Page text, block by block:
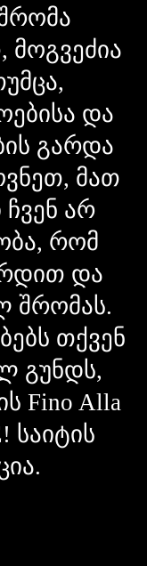
მოგვეძია
და
გარდა
მათ
არ
რომ
და
შრომას.
თქვენ
გუნდს,
Fino Alla
საიტის